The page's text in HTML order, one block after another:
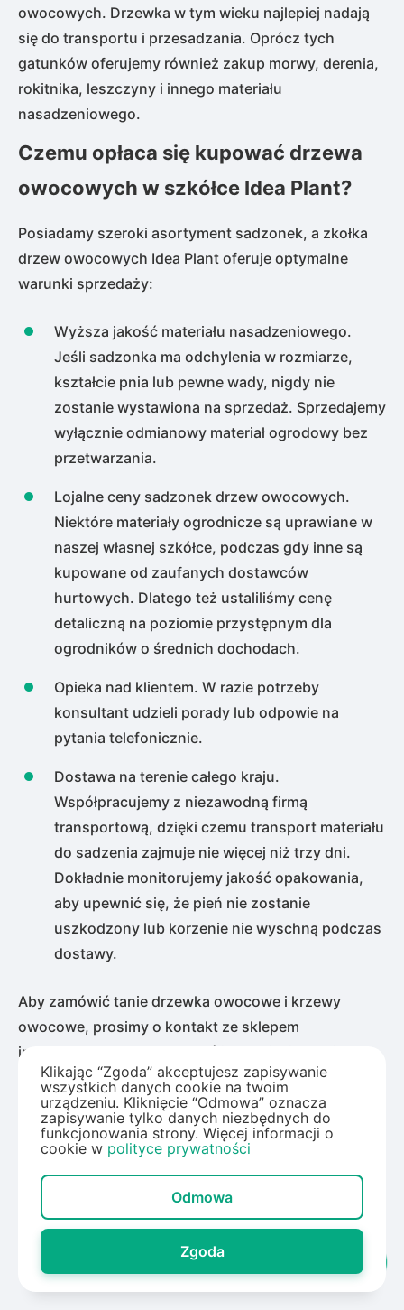
owocowych. Drzewka w tym wieku najlepiej nadają
się do transportu i przesadzania. Oprócz tych
gatunków oferujemy również zakup morwy, derenia,
rokitnika, leszczyny i innego materiału
nasadzeniowego.
Czemu opłaca się kupować drzewa
owocowych w szkółce Idea Plant?
Posiadamy szeroki asortyment sadzonek, a zkołka
drzew owocowych Idea Plant oferuje optymalne
warunki sprzedaży:
Wyższa jakość materiału nasadzeniowego.
Jeśli sadzonka ma odchylenia w rozmiarze,
kształcie pnia lub pewne wady, nigdy nie
zostanie wystawiona na sprzedaż. Sprzedajemy
wyłącznie odmianowy materiał ogrodowy bez
przetwarzania.
Lojalne ceny sadzonek drzew owocowych.
Niektóre materiały ogrodnicze są uprawiane w
naszej własnej szkółce, podczas gdy inne są
kupowane od zaufanych dostawców
hurtowych. Dlatego też ustaliliśmy cenę
detaliczną na poziomie przystępnym dla
ogrodników o średnich dochodach.
Opieka nad klientem. W razie potrzeby
konsultant udzieli porady lub odpowie na
pytania telefonicznie.
Dostawa na terenie całego kraju.
Współpracujemy z niezawodną firmą
transportową, dzięki czemu transport materiału
do sadzenia zajmuje nie więcej niż trzy dni.
Dokładnie monitorujemy jakość opakowania,
aby upewnić się, że pień nie zostanie
uszkodzony lub korzenie nie wyschną podczas
dostawy.
Aby zamówić tanie drzewka owocowe i krzewy
owocowe, prosimy o kontakt ze sklepem
internetowym Idea Plant. Jeśli masz jakiekolwiek
trudności z funkcjonalnością strony lub
potrzebujesz dodatkowej porady, zadzwoń do
menedżera.
Często zadawane pytania
dotyczące sadzonki drzew
owocowych
Klikając “Zgoda” akceptujesz zapisywanie
wszystkich danych cookie na twoim
urządzeniu. Kliknięcie “Odmowa” oznacza
zapisywanie tylko danych niezbędnych do
funkcjonowania strony. Więcej informacji o
cookie w polityce prywatności
Odmowa
Zgoda